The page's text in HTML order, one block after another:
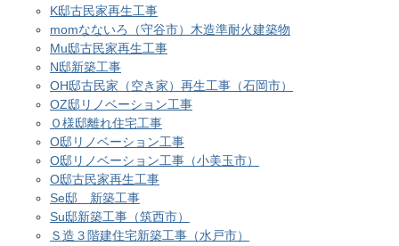
K邸古民家再生工事
momなないろ（守谷市）木造準耐火建築物
Mu邸古民家再生工事
N邸新築工事
OH邸古民家（空き家）再生工事（石岡市）
OZ邸リノベーション工事
Ｏ様邸離れ住宅工事
O邸リノベーション工事
O邸リノベーション工事（小美玉市）
O邸古民家再生工事
Se邸 新築工事
Su邸新築工事（筑西市）
Ｓ造３階建住宅新築工事（水戸市）